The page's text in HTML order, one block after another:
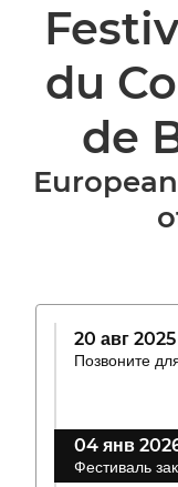
du
de
20 авг 2025
Позвоните
04 янв
Фестиваль